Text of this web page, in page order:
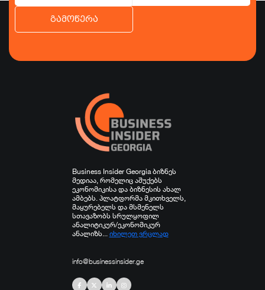
გამოწერა
Business Insider Georgia ბიზნეს
მედიაა, რომელიც აშუქებს
ეკონომიკისა და ბიზნესის ახალ
ამბებს. პლატფორმა მკითხველს,
მაყურებელს და მსმენელს
სთავაზობს სრულყოფილ
ანალიტიკურ/ეკონომიკურ
ანალიზს... იხილეთ ვრცლად
info@businessinsider.ge